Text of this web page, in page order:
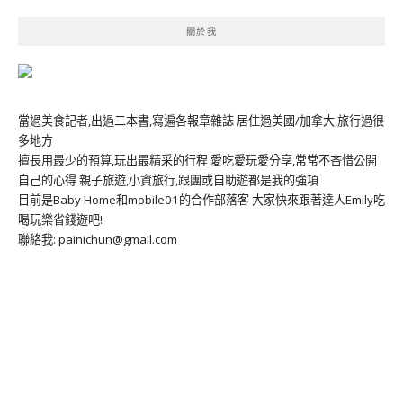
關於我
當過美食記者,出過二本書,寫遍各報章雜誌 居住過美國/加拿大,旅行過很
多地方
擅長用最少的預算,玩出最精采的行程 愛吃愛玩愛分享,常常不吝惜公開
自己的心得 親子旅遊,小資旅行,跟團或自助遊都是我的強項
目前是Baby Home和mobile01的合作部落客 大家快來跟著達人Emily吃
喝玩樂省錢遊吧!
聯絡我: painichun@gmail.com